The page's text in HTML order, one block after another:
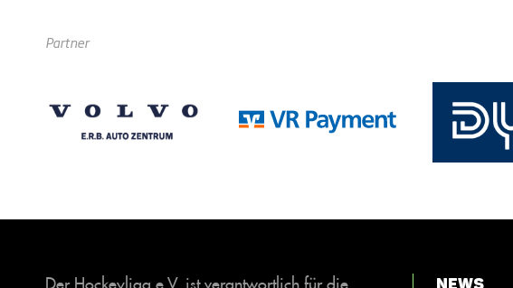
Partner
Der Hockeyliga e.V. ist verantwortlich für die